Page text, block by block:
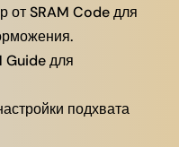
от SRAM Code для
Guide для
подхвата